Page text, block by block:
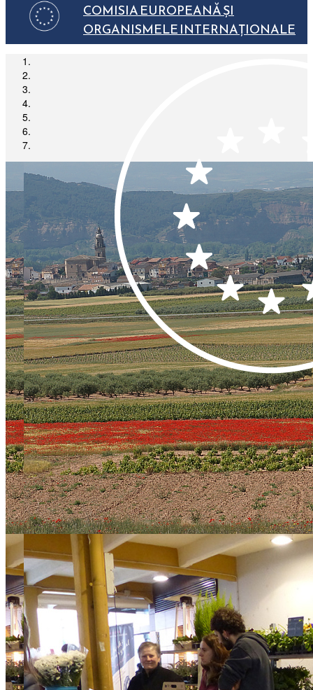
COMISIA EUROPEANĂ ȘI
ORGANISMELE INTERNAȚIONALE